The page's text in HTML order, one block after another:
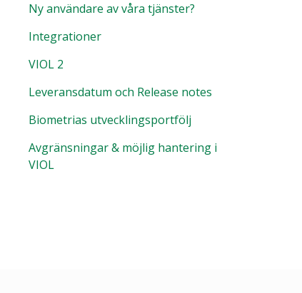
Ny användare av våra tjänster?
Integrationer
VIOL 2
Leveransdatum och Release notes
Biometrias utvecklingsportfölj
Avgränsningar & möjlig hantering i
VIOL